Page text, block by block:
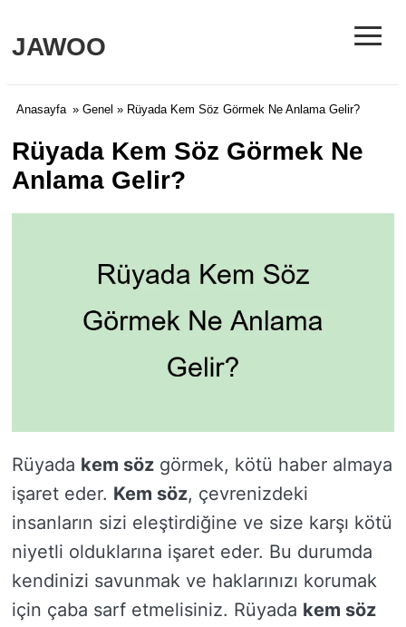
JAWOO ≡
Anasayfa » Genel » Rüyada Kem Söz Görmek Ne Anlama Gelir?
Rüyada Kem Söz Görmek Ne
Anlama Gelir?
Rüyada kem söz görmek, kötü haber almaya
işaret eder. Kem söz, çevrenizdeki
insanların sizi eleştirdiğine ve size karşı kötü
niyetli olduklarına işaret eder. Bu durumda
kendinizi savunmak ve haklarınızı korumak
için çaba sarf etmelisiniz. Rüyada kem söz